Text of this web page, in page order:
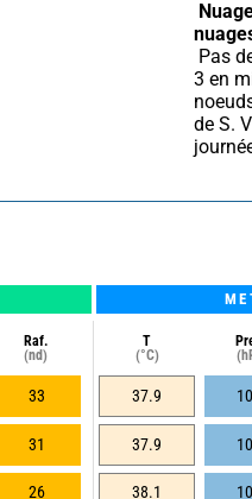
3 en
de S.
Raf.
(nd)
T
(°C)
33 37.9
31 37.9
26 38.1